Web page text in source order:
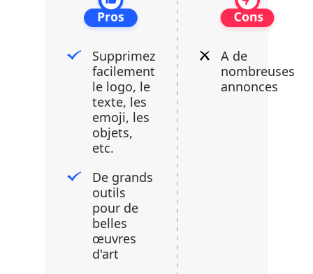
Supprimez
facilement
le logo, le
texte, les
emoji, les
objets,
etc.
De grands
outils
pour de
belles
œuvres
d'art
A de
nombreuses
annonces